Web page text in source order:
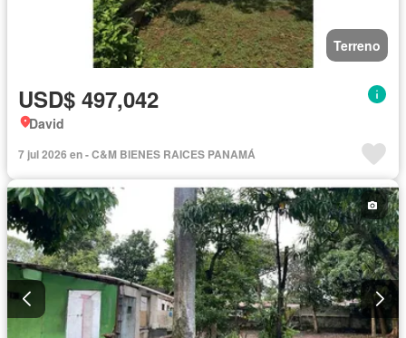
Terreno
USD$ 497,042
David
7 jul 2026 en - C&M BIENES RAICES PANAMÁ